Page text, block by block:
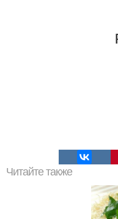
Читайте также